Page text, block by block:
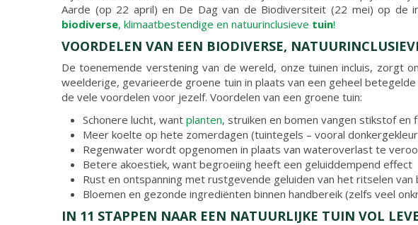
Aarde (op 22 april) en De Dag van de Biodiversiteit (22 mei) op de
biodiverse, klimaatbestendige en natuurinclusieve tuin!
VOORDELEN VAN EEN BIODIVERSE,
De toenemende verstening van de wereld, onze tuinen incluis,
weelderige, gevarieerde groene tuin in plaats van een geheel
de vele voordelen voor jezelf. Voordelen van een groene tuin:
Schonere lucht, want planten, struiken en bomen vangen stikstof en
Meer koelte op hete zomerdagen (tuintegels – vooral
Regenwater wordt opgenomen in plaats van wateroverlast te
Betere akoestiek, want begroeiing heeft een geluiddempend effect
Rust en ontspanning met rustgevende geluiden van het ritselen
Bloemen en gezonde ingrediënten binnen handbereik (zelfs veel
IN 11 STAPPEN NAAR EEN NATUURLIJKE TUIN VOL